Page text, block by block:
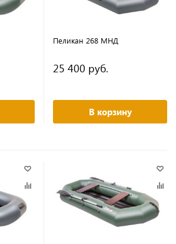
Пеликан 268 МНД
25 400 руб.
В корзину